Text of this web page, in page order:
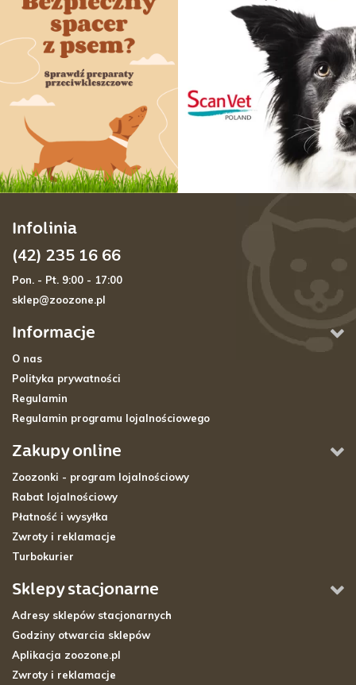
Informacje
O nas
Polityka prywatności
Regulamin
Regulamin programu lojalnościowego
Zakupy online
Zoozonki - program lojalnościowy
Rabat lojalnościowy
Płatność i wysyłka
Zwroty i reklamacje
Turbokurier
Sklepy stacjonarne
Adresy sklepów stacjonarnych
Godziny otwarcia sklepów
Aplikacja zoozone.pl
Zwroty i reklamacje
Infolinia
(42) 235 16 66
Pon. - Pt. 9:00 - 17:00
sklep@zoozone.pl